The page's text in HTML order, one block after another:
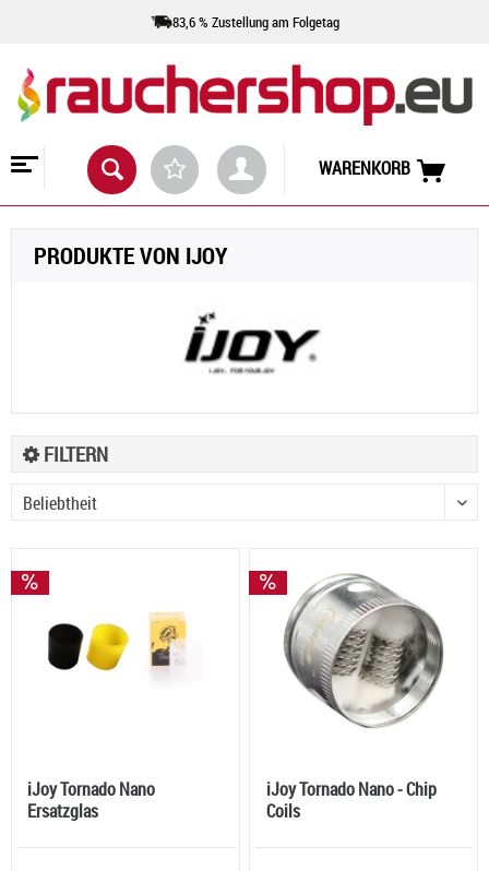
83,6 % Zustellung am Folgetag
WARENKORB
PRODUKTE VON IJOY
FILTERN
iJoy Tornado Nano
Ersatzglas
iJoy Tornado Nano - Chip
Coils